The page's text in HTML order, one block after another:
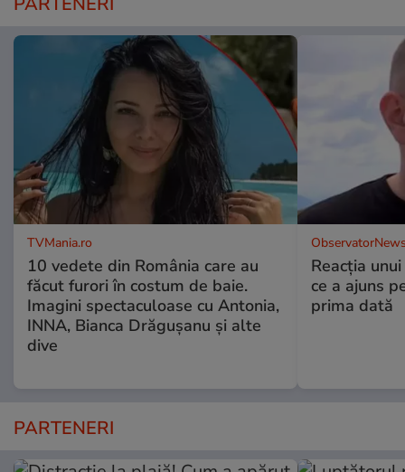
TVMania.ro
10 vedete din România care au
făcut furori în costum de baie.
Imagini spectaculoase cu Antonia,
INNA, Bianca Drăgușanu și alte
dive
Reacția
ce a ajuns
prima dată
PARTENERI